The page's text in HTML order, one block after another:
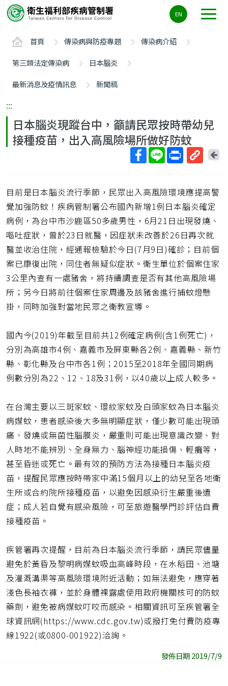
要
ALT+C
EN
首頁 傳染病與防疫專題
傳染病介紹
第三類法定傳染病
日本腦炎
最新消息及疫情訊息
新聞稿
:::
日本腦炎現蹤台中，籲請民眾按時帶幼兒
接種疫苗，出入高風險場所做好防蚊
短
網
址
回
頁
目前是日本腦炎流行季節，民眾出入高風險環境應提高警
覺加強防蚊！疾病管制署公布國內新增1例日本腦炎確定
病例，為台中市沙鹿區50多歲男性，6月21日出現發燒、
嘔吐症狀，曾於23日就醫，因症狀未改善於26日再次就
醫並收治住院，經通報檢驗於今日(7月9日)確診；目前個
案已康復出院，同住者無疑似症狀。衛生單位於個案住家
3公里內查有一處豬舍，將持續調查是否有其他高風險場
所；另今日將前往個案住家周邊及該豬舍進行捕蚊燈懸
掛，同時加強對當地民眾之衛教宣導。
國內今(2019)年截至目前共12例確定病例(含1例死亡)，
分別為高雄市4例、嘉義市及屏東縣各2例、嘉義縣、新竹
縣、彰化縣及台中市各1例；2015至2018年全國同期病
例數分別為22、12、18及31例，以40歲以上成人較多。
在台灣主要以三斑家蚊、環紋家蚊及白頭家蚊為日本腦炎
病媒蚊，患者感染後大多無明顯症狀，僅少數可能出現頭
痛、發燒或無菌性腦膜炎，嚴重則可能出現意識改變、對
人時地不能辨別、全身無力、腦神經功能損傷、輕癱等，
甚至昏迷或死亡。最有效的預防方法為接種日本腦炎疫
苗，提醒民眾應按時帶家中滿15個月以上的幼兒至各地衛
生所或合約院所接種疫苗，以避免因感染衍生嚴重後遺
症；成人若自覺有感染風險，可至旅遊醫學門診評估自費
接種疫苗。
疾管署再次提醒，目前為日本腦炎流行季節，請民眾儘量
避免於黃昏及黎明病媒蚊吸血高峰時段，在水稻田、池塘
及灌溉溝渠等高風險環境附近活動；如無法避免，應穿著
淺色長袖衣褲，並於身體裸露處使用政府機關核可的防蚊
藥劑，避免被病媒蚊叮咬而感染。相關資訊可至疾管署全
球資訊網(https://www.cdc.gov.tw)或撥打免付費防疫專
線1922(或0800-001922)洽詢。
發佈日期 2019/7/9